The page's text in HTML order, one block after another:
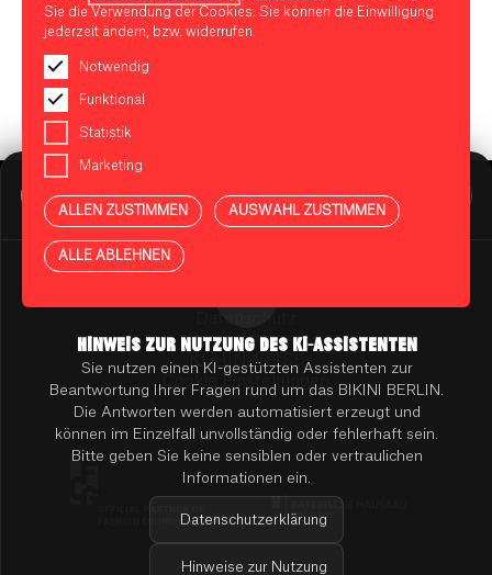
BIKINI BERLIN Assistent
Online
HINWEIS ZUR NUTZUNG DES KI-ASSISTENTEN
Sie nutzen einen KI-gestützten Assistenten zur
Beantwortung Ihrer Fragen rund um das BIKINI BERLIN.
Die Antworten werden automatisiert erzeugt und
können im Einzelfall unvollständig oder fehlerhaft sein.
Bitte geben Sie keine sensiblen oder vertraulichen
Informationen ein.
Datenschutzerklärung
Hinweise zur Nutzung
Sie die Verwendung der Cookies. Sie können die Einwilligung
jederzeit ändern, bzw. widerrufen.
Notwendig
Funktional
Statistik
Marketing
ALLEN ZUSTIMMEN AUSWAHL ZUSTIMMEN
ALLE ABLEHNEN
Presse
Barrierefreiheit
KI-HINWEISE
Cookie Einstellungen